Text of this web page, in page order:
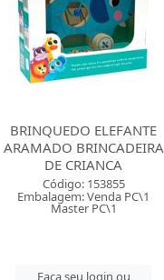
BRINQUEDO
APRENDENDO AS HORAS
XALINGO PATRULHA
CANINA
Código: 154182
Embalagem: Venda PC\1